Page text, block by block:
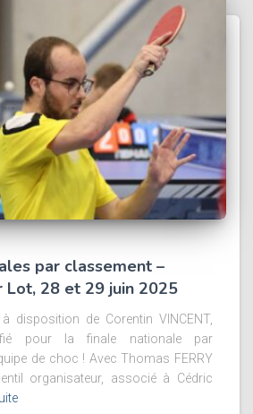
par classement –
Lot, 28 et 29 juin 2025
disposition de Corentin VINCENT,
pour la finale nationale par
de choc ! Avec Thomas FERRY
organisateur, associé à Cédric